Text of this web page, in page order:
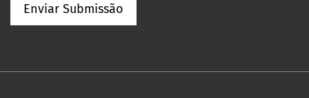
Enviar Submissão